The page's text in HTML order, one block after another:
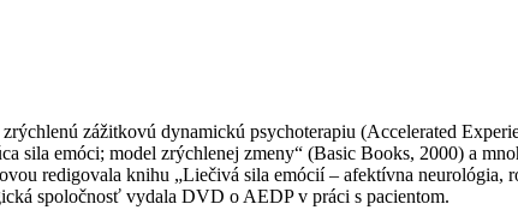
zážitkovú dynamickú psychoterapiu (Accelerated
sila emóci; model zrýchlenej zmeny“ (Basic Books, 2000) a
redigovala knihu „Liečivá sila emócií – afektívna
spoločnosť vydala DVD o AEDP v práci s pacientom.